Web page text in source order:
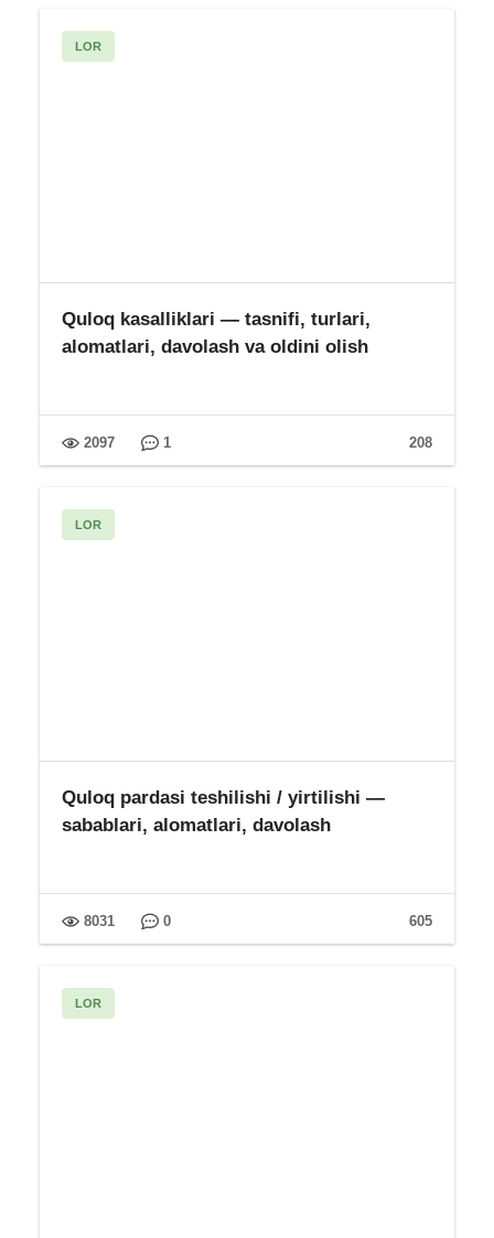
LOR
Quloq kasalliklari — tasnifi, turlari,
alomatlari, davolash va oldini olish
208
2097 1
LOR
Quloq pardasi teshilishi / yirtilishi —
sabablari, alomatlari, davolash
605
8031 0
LOR